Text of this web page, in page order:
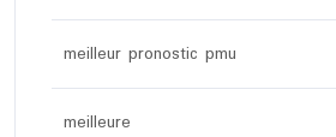
meilleur pronostic pmu
meilleure